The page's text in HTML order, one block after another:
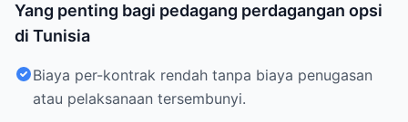
Yang penting bagi pedagang perdagangan opsi
di Tunisia
Biaya per-kontrak rendah tanpa biaya penugasan
atau pelaksanaan tersembunyi.